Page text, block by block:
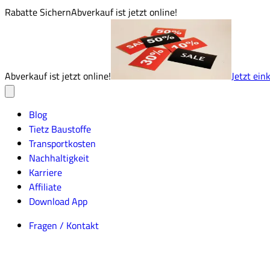
Rabatte SichernAbverkauf ist jetzt online!
Abverkauf ist jetzt online! Jetzt
Blog
Tietz Baustoffe
Transportkosten
Nachhaltigkeit
Karriere
Affiliate
Download App
Fragen / Kontakt